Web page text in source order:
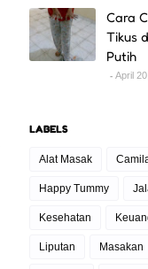
Cara
Tikus
Putih
April
LABELS
Alat Masak
Happy Tummy
Kesehatan
Liputan Masakan